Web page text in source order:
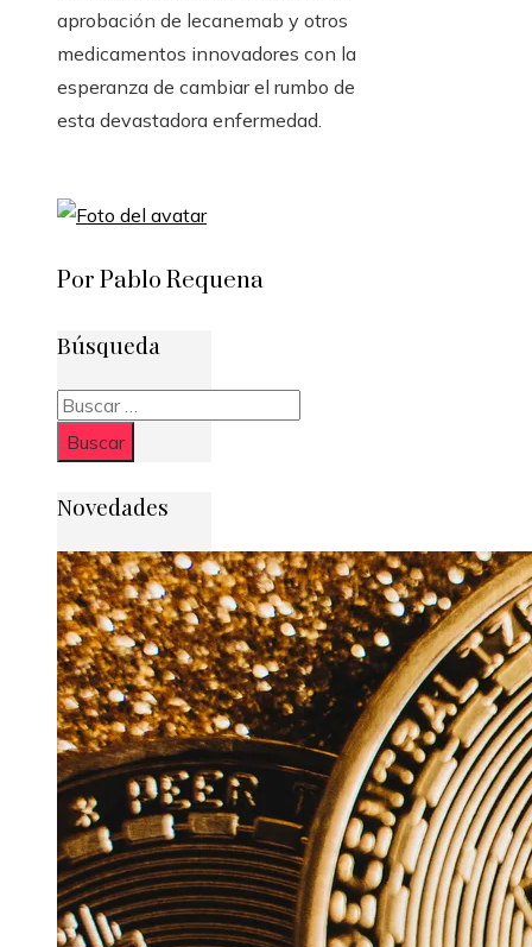
aprobación de lecanemab y otros
medicamentos innovadores con la
esperanza de cambiar el rumbo de
esta devastadora enfermedad.
Por Pablo Requena
Búsqueda
Buscar:
Novedades